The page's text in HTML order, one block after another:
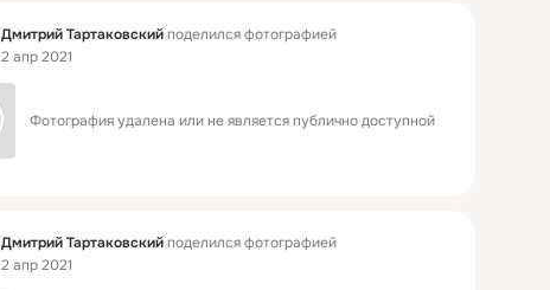
Дмитрий Тартаковскийподелился фотографией
2 апр 2021
Фотография удалена или не является публично доступной
Дмитрий Тартаковскийподелился фотографией
2 апр 2021